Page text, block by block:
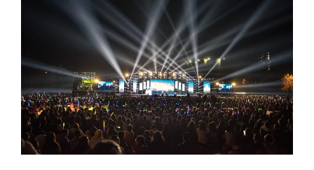
PRICELIST
Hubungi Kami